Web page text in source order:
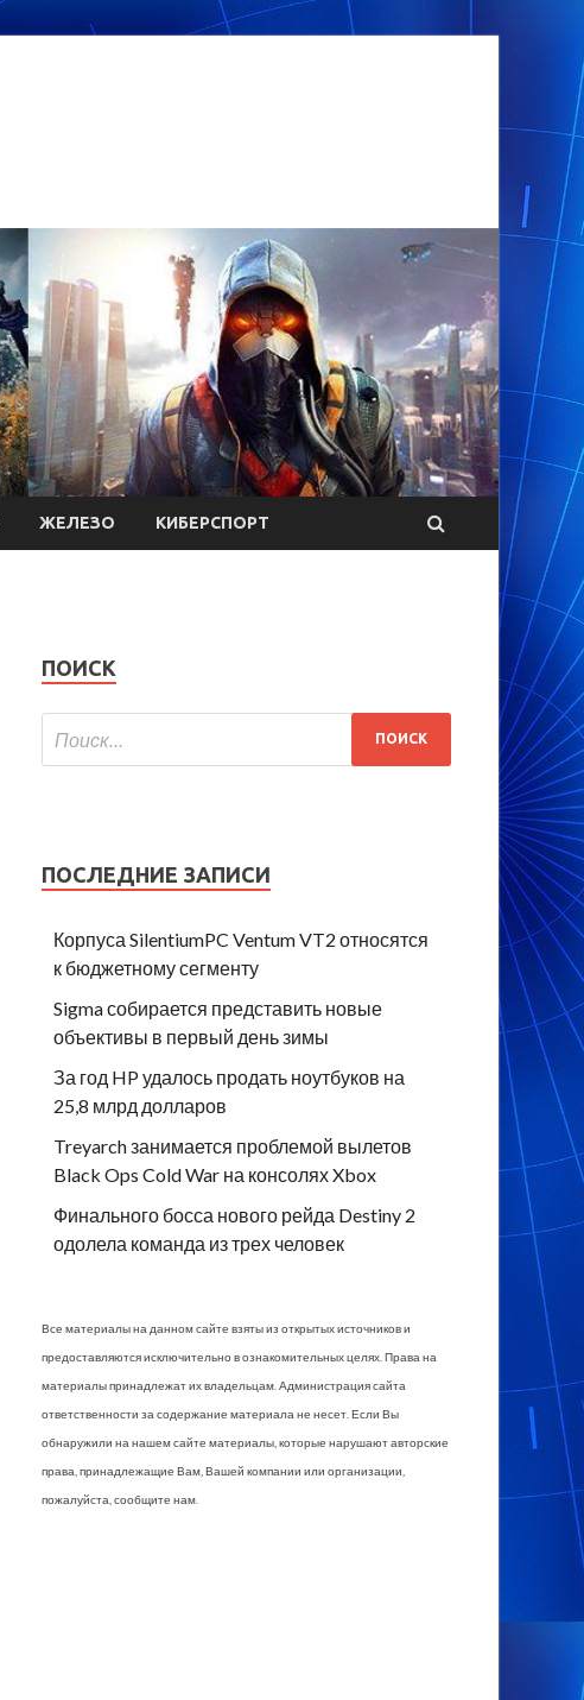
ЖЕЛЕЗО КИБЕРСПОРТ
ПОИСК
ПОСЛЕДНИЕ ЗАПИСИ
Корпуса SilentiumPC Ventum VT2 относятся
к бюджетному сегменту
Sigma собирается представить новые
объективы в первый день зимы
За год HP удалось продать ноутбуков на
25,8 млрд долларов
Treyarch занимается проблемой вылетов
Black Ops Cold War на консолях Xbox
Финального босса нового рейда Destiny 2
одолела команда из трех человек
Все материалы на данном сайте взяты из открытых источников и
предоставляются исключительно в ознакомительных целях. Права на
материалы принадлежат их владельцам. Администрация сайта
ответственности за содержание материала не несет. Если Вы
обнаружили на нашем сайте материалы, которые нарушают авторские
права, принадлежащие Вам, Вашей компании или организации,
пожалуйста, сообщите нам.